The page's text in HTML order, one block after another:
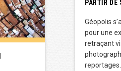
PARTIR DE
Géopolis
pour une
retraçant